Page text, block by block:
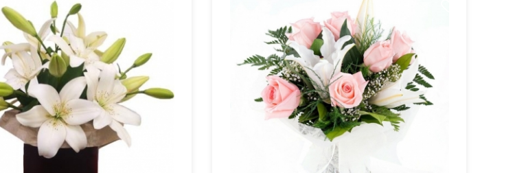
45 см 40 см
Розовая роза - 7шт., лилия - 2шт., гипсофила,
папоротник.
55 см
40 см